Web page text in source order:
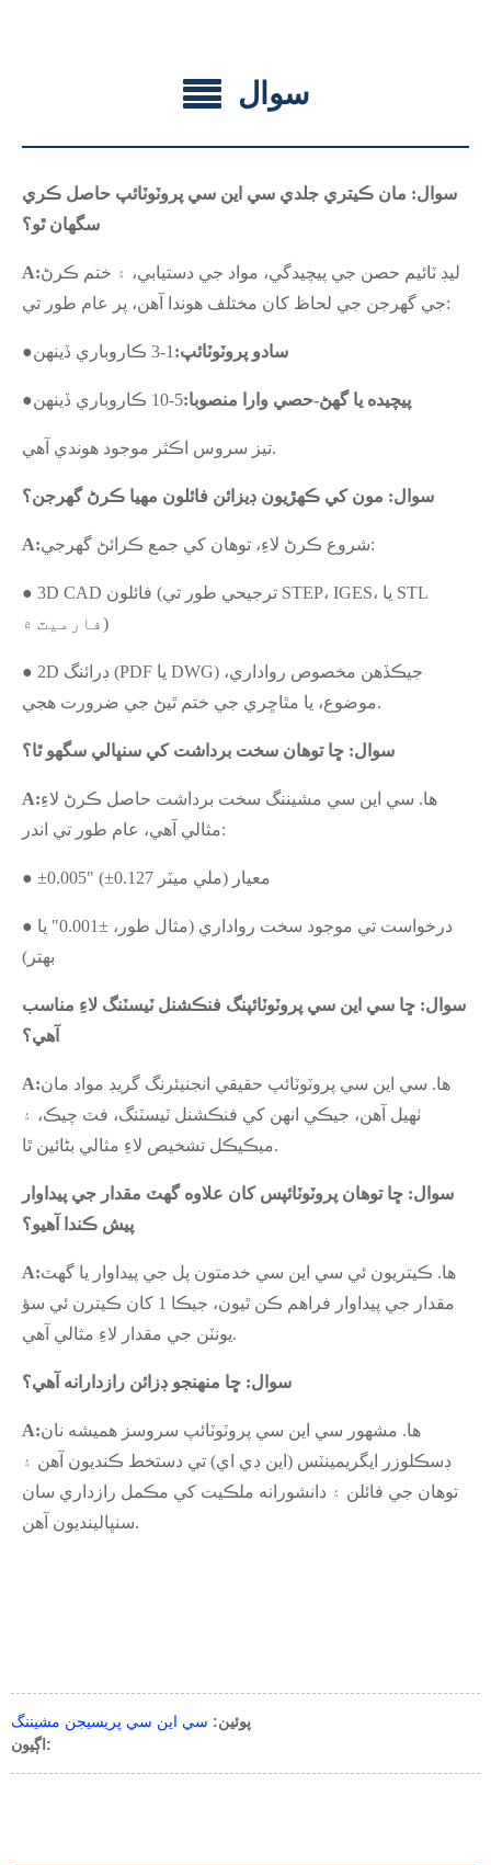
سوال
سوال: مان ڪيتري جلدي سي اين سي پروٽوٽائپ حاصل ڪري
سگهان ٿو؟
A:ليڊ ٽائيم حصن جي پيچيدگي، مواد جي دستيابي، ۽ ختم ڪرڻ
جي گهرجن جي لحاظ کان مختلف هوندا آهن، پر عام طور تي:
● سادو پروٽوٽائپ: 1-3 ڪاروباري ڏينهن
● پيچيده يا گھڻ-حصي وارا منصوبا:5-10 ڪاروباري ڏينهن
تيز سروس اڪثر موجود هوندي آهي.
سوال: مون کي ڪهڙيون ڊيزائن فائلون مهيا ڪرڻ گهرجن؟
A: شروع ڪرڻ لاءِ، توهان کي جمع ڪرائڻ گهرجي:
● 3D CAD فائلون (ترجيحي طور تي STEP، IGES، يا STL
فارميٽ ۾)
● 2D ڊرائنگ (PDF يا DWG) جيڪڏهن مخصوص رواداري،
موضوع، يا مٿاڇري جي ختم ٿيڻ جي ضرورت هجي.
سوال: ڇا توهان سخت برداشت کي سنڀالي سگهو ٿا؟
A:ها. سي اين سي مشيننگ سخت برداشت حاصل ڪرڻ لاءِ
مثالي آهي، عام طور تي اندر:
● ±0.005" (±0.127 ملي ميٽر) معيار
● درخواست تي موجود سخت رواداري (مثال طور، ±0.001" يا
بهتر)
سوال: ڇا سي اين سي پروٽوٽائپنگ فنڪشنل ٽيسٽنگ لاءِ مناسب
آهي؟
A:ها. سي اين سي پروٽوٽائپ حقيقي انجنيئرنگ گريڊ مواد مان
ٺهيل آهن، جيڪي انهن کي فنڪشنل ٽيسٽنگ، فٽ چيڪ، ۽
ميڪيڪل تشخيص لاءِ مثالي بڻائين ٿا.
سوال: ڇا توهان پروٽوٽائپس کان علاوه گهٽ مقدار جي پيداوار
پيش ڪندا آهيو؟
A:ها. ڪيتريون ئي سي اين سي خدمتون پل جي پيداوار يا گهٽ
مقدار جي پيداوار فراهم ڪن ٿيون، جيڪا 1 کان ڪيترن ئي سؤ
يونٽن جي مقدار لاءِ مثالي آهي.
سوال: ڇا منهنجو ڊزائن رازدارانه آهي؟
A:ها. مشهور سي اين سي پروٽوٽائپ سروسز هميشه نان
ڊسڪلوزر ايگريمينٽس (اين ڊي اي) تي دستخط ڪنديون آهن ۽
توهان جي فائلن ۽ دانشورانه ملڪيت کي مڪمل رازداري سان
سنڀالينديون آهن.
پوئين: سي اين سي پريسيجن مشيننگ
اڳيون: